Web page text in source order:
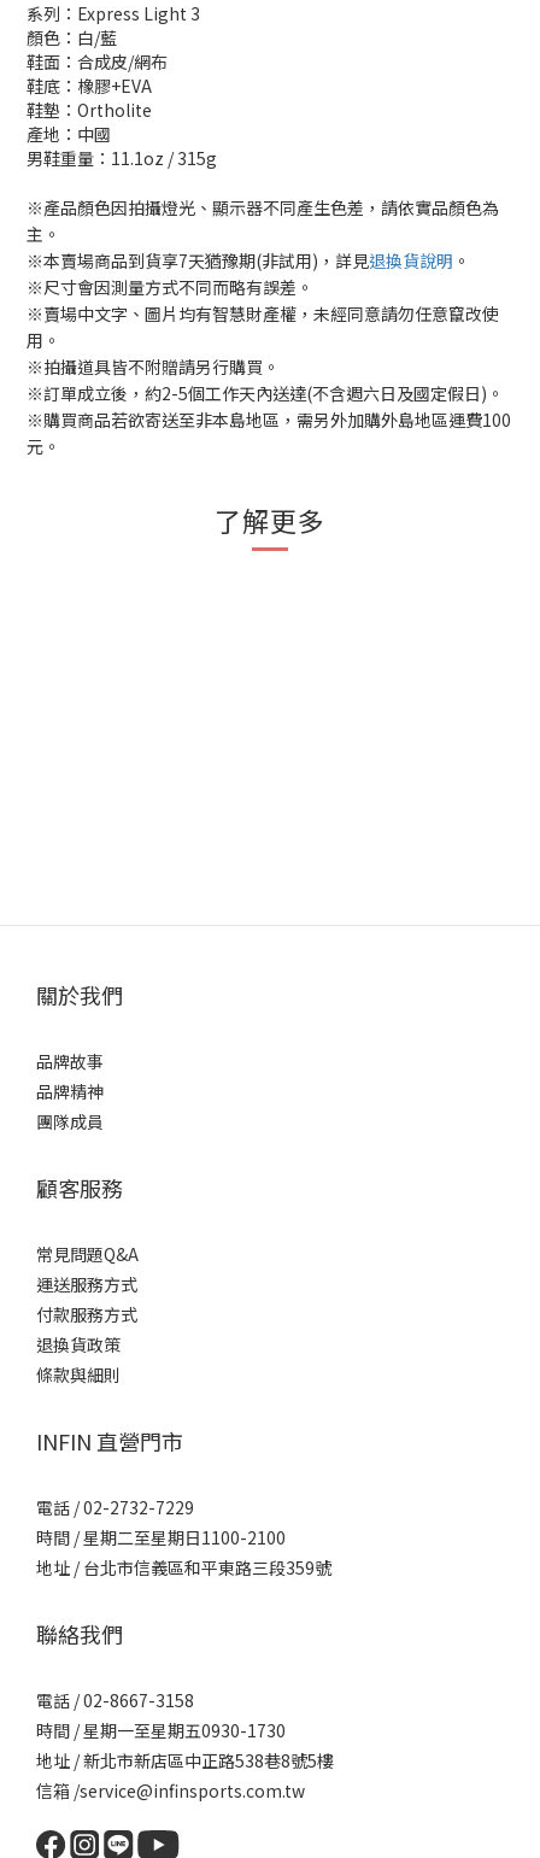
系列：Express Light 3
顏色：白/藍
鞋面：合成皮/網布
鞋底：橡膠+EVA
鞋墊：Ortholite
產地：中國
男鞋重量：11.1oz / 315g
※產品顏色因拍攝燈光、顯示器不同產生色差，請依實品顏色為
主。
※本賣場商品到貨享7天猶豫期(非試用)，詳見退換貨說明 。
※尺寸會因測量方式不同而略有誤差。
※賣場中文字、圖片均有智慧財產權，未經同意請勿任意竄改使
用。
※拍攝道具皆不附贈請另行購買。
※訂單成立後，約2-5個工作天內送達(不含週六日及國定假日)。
※購買商品若欲寄送至非本島地區，需另外加購外島地區運費100
元。
了解更多
關於我們
品牌故事
品牌精神
團隊成員
顧客服務
常見問題Q&A
運送服務方式
付款服務方式
退換貨政策
條款與細則
INFIN 直營門市
電話 / 02-2732-7229
時間 / 星期二至星期日1100-2100
地址 / 台北市信義區和平東路三段359號
聯絡我們
電話 / 02-8667-3158
時間 / 星期一至星期五0930-1730
地址 / 新北市新店區中正路538巷8號5樓
信箱 /service@infinsports.com.tw